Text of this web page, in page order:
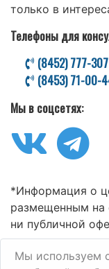
только в
Телефоны для
(8452) 777-307
(8453) 71-00-
Мы в соцсетях:
*Информация о
размещенным на
ни публичной
Мы используем